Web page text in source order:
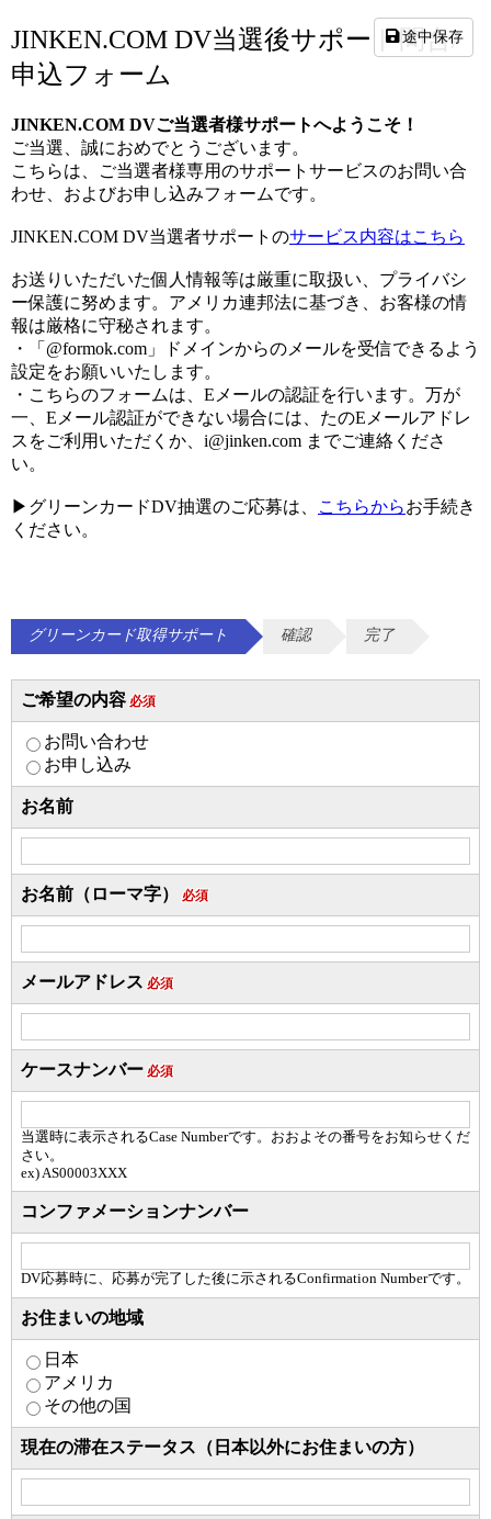
JINKEN.COM DV当選後サポート問合/
申込フォーム
JINKEN.COM DVご当選者様サポートへようこそ！
ご当選、誠におめでとうございます。
こちらは、ご当選者様専用のサポートサービスのお問い合
わせ、およびお申し込みフォームです。
JINKEN.COM DV当選者サポートのサービス内容はこちら
お送りいただいた個人情報等は厳重に取扱い、プライバシ
ー保護に努めます。アメリカ連邦法に基づき、お客様の情
報は厳格に守秘されます。
・「@formok.com」ドメインからのメールを受信できるよう
設定をお願いいたします。
・こちらのフォームは、Eメールの認証を行います。万が
一、Eメール認証ができない場合には、たのEメールアドレ
スをご利用いただくか、i@jinken.com までご連絡くださ
い。
▶︎グリーンカードDV抽選のご応募は、 こちらからお手続き
ください。
グリーンカード取得サポート 確認 完了
ご希望の内容 必須
お問い合わせ
お申し込み
お名前
お名前（ローマ字） 必須
メールアドレス 必須
ケースナンバー 必須
当選時に表示されるCase Numberです。おおよその番号をお知らせくだ
さい。
ex) AS00003XXX
コンファメーションナンバー
DV応募時に、応募が完了した後に示されるConfirmation Numberです。
お住まいの地域
日本
アメリカ
その他の国
現在の滞在ステータス（日本以外にお住まいの方）
途中保存